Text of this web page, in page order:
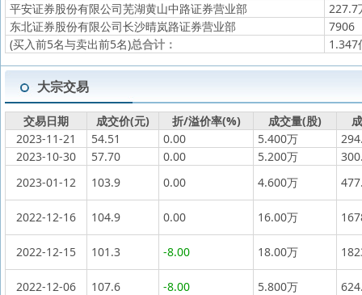
平安证券股份有限公司芜湖黄山中路证券营业部
227.7
东北证券股份有限公司长沙晴岚路证券营业部
7906
(买入前5名与卖出前5名)总合计： 1.347
大宗交易
交易日期 成交价(元) 折/溢价率(%) 成交量(股)
2023-11-21
54.51 0.00 5.400万
2023-10-30
57.70 0.00 5.200万
2023-01-12
103.9 0.00 4.600万
2022-12-16 104.9 0.00 16.00万
2022-12-15 101.3 -8.00 18.00万
2022-12-06 107.6 -8.00 5.800万